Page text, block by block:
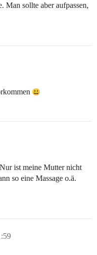
Man sollte aber aufpassen,
ist meine Mutter nicht
so eine Massage o.ä.